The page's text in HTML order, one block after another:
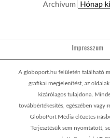
Archívum
Impresszum
A globoport.hu felületén található
grafikai megjelenítést, az
kizárólagos tulajdona.
továbbértékesítés, egészében vagy
GloboPort Média előzetes
Terjesztésük sem nyomtatott,